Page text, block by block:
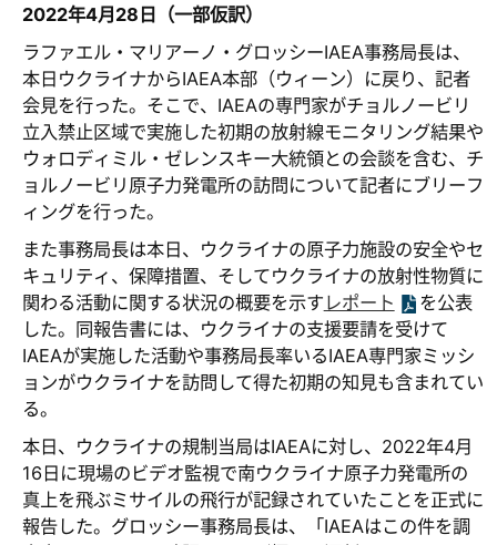
2022年4月28日（一部仮訳）
ラファエル・マリアーノ・グロッシーIAEA事務局長は、
本日ウクライナからIAEA本部（ウィーン）に戻り、記者
会見を行った。そこで、IAEAの専門家がチョルノービリ
立入禁止区域で実施した初期の放射線モニタリング結果や
ウォロディミル・ゼレンスキー大統領との会談を含む、チ
ョルノービリ原子力発電所の訪問について記者にブリーフ
ィングを行った。
また事務局長は本日、ウクライナの原子力施設の安全やセ
キュリティ、保障措置、そしてウクライナの放射性物質に
関わる活動に関する状況の概要を示す レポート
を公表
した。同報告書には、ウクライナの支援要請を受けて
IAEAが実施した活動や事務局長率いるIAEA専門家ミッシ
ョンがウクライナを訪問して得た初期の知見も含まれてい
る。
本日、ウクライナの規制当局はIAEAに対し、2022年4月
16日に現場のビデオ監視で南ウクライナ原子力発電所の
真上を飛ぶミサイルの飛行が記録されていたことを正式に
報告した。グロッシー事務局長は、「IAEAはこの件を調